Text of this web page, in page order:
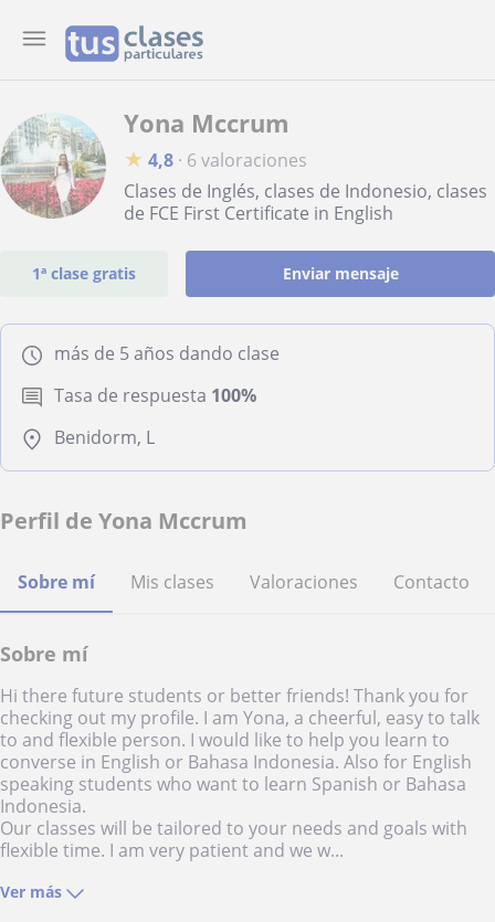
Yona Mccrum
★ 4,8 · 6 valoraciones
Clases de Inglés, clases de Indonesio, clases
de FCE First Certificate in English
1ª clase gratis Enviar mensaje
más de 5 años dando clase
Tasa de respuesta 100%
Benidorm, L
Perfil de Yona Mccrum
Sobre mí Mis clases Valoraciones Contacto
Sobre mí
Hi there future students or better friends! Thank you for
checking out my profile. I am Yona, a cheerful, easy to talk
to and flexible person. I would like to help you learn to
converse in English or Bahasa Indonesia. Also for English
speaking students who want to learn Spanish or Bahasa
Indonesia.
Our classes will be tailored to your needs and goals with
flexible time. I am very patient and we w...
Ver más